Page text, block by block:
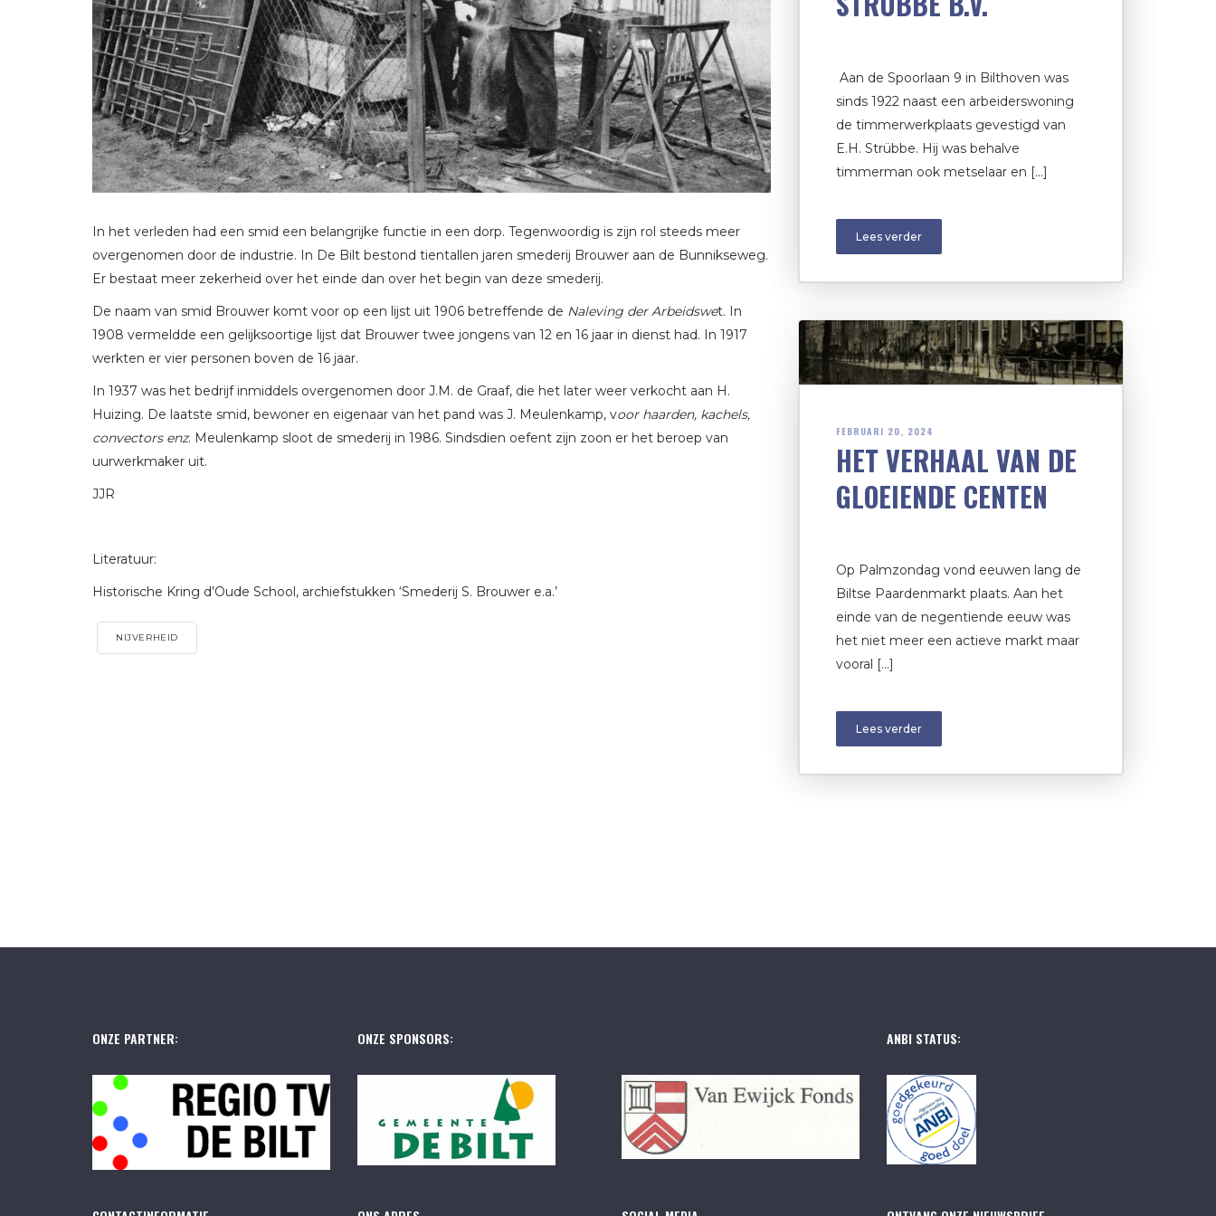
In het verleden had een smid een belangrijke functie in een dorp. Tegenwoordig is zijn rol steeds meer
overgenomen door de industrie. In De Bilt bestond tientallen jaren smederij Brouwer aan de Bunnikseweg.
Er bestaat meer zekerheid over het einde dan over het begin van deze smederij.
De naam van smid Brouwer komt voor op een lijst uit 1906 betreffende de Naleving der Arbeidswet. In
1908 vermeldde een gelijksoortige lijst dat Brouwer twee jongens van 12 en 16 jaar in dienst had. In 1917
werkten er vier personen boven de 16 jaar.
In 1937 was het bedrijf inmiddels overgenomen door J.M. de Graaf, die het later weer verkocht aan H.
Huizing. De laatste smid, bewoner en eigenaar van het pand was J. Meulenkamp, voor haarden, kachels,
convectors enz. Meulenkamp sloot de smederij in 1986. Sindsdien oefent zijn zoon er het beroep van
uurwerkmaker uit.
JJR
Literatuur:
Historische Kring d’Oude School, archiefstukken ‘Smederij S. Brouwer e.a.’
NIJVERHEID
Aan de Spoorlaan 9 in Bilthoven was
sinds 1922 naast een arbeiderswoning
de timmerwerkplaats gevestigd van
E.H. Strübbe. Hij was behalve
timmerman ook metselaar en […]
Lees verder
FEBRUARI 20, 2024
HET VERHAAL VAN DE
GLOEIENDE CENTEN
Op Palmzondag vond eeuwen lang de
Biltse Paardenmarkt plaats. Aan het
einde van de negentiende eeuw was
het niet meer een actieve markt maar
vooral […]
Lees verder
ONZE PARTNER: ONZE SPONSORS: ANBI STATUS: